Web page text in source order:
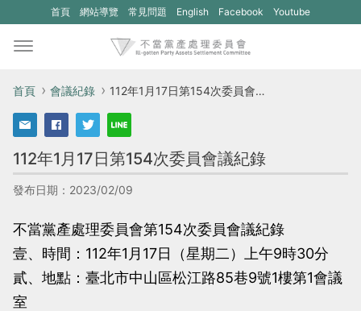
首頁 網站導覽 常見問題 English
(另
視
開
個
新
的
Facebook
(另
個
新
的
Youtube
首頁 會議紀錄 112年1月17日第154次委員會議紀錄
112年1月17日第154次委員會議紀錄
發布日期：2023/02/09
不當黨產處理委員會第154次委員會議紀錄
壹、時間：112年1月17日（星期二）上午9時30分
貳、地點：臺北市中山區松江路85巷9號1樓第1會議
室